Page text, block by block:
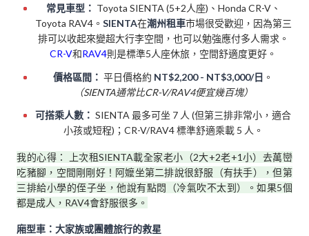
常見車型： Toyota SIENTA (5+2人座)、Honda CR-V、
Toyota RAV4。 SIENTA在潮州租車市場很受歡迎，因為第三
排可以收起來變超大行李空間，也可以勉強應付多人需求。
CR-V和RAV4則是標準5人座休旅，空間舒適度更好。
價格區間： 平日價格約 NT$2,200 - NT$3,000/日 。
（SIENTA通常比CR-V/RAV4便宜幾百塊）
可搭乘人數： SIENTA 最多可坐 7 人 (但第三排非常小，適合
小孩或短程)；CR-V/RAV4 標準舒適乘載 5 人。
我的心得： 上次租SIENTA載全家老小（2大+2老+1小）去萬巒
吃豬腳，空間剛剛好！阿嬤坐第二排說很舒服（有扶手），但第
三排給小學的侄子坐，他說有點悶（冷氣吹不太到）。如果5個
都是成人，RAV4會舒服很多。
廂型車：大家族或團體旅行的救星